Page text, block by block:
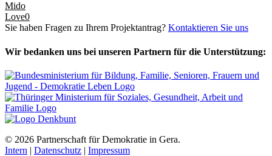
Mido
Love0
Sie haben Fragen zu Ihrem Projektantrag? Kontaktieren Sie uns
Wir bedanken uns bei unseren Partnern für die Unterstützung:
© 2026 Partnerschaft für Demokratie in Gera.
Intern | Datenschutz | Impressum